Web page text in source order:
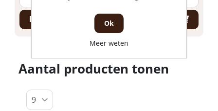
Bestel nu!
Aantal producten tonen
Ok
Meer weten